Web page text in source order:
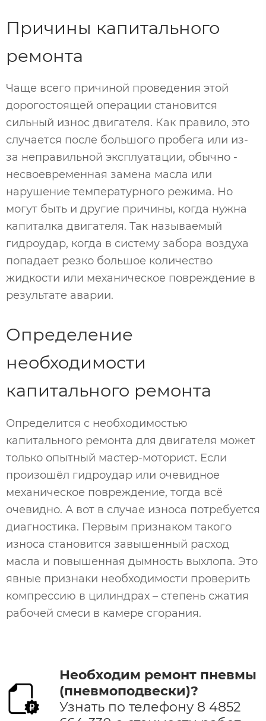
Причины капитального
ремонта
Чаще всего причиной проведения этой
дорогостоящей операции становится
сильный износ двигателя. Как правило, это
случается после большого пробега или из-
за неправильной эксплуатации, обычно -
несвоевременная замена масла или
нарушение температурного режима. Но
могут быть и другие причины, когда нужна
капиталка двигателя. Так называемый
гидроудар, когда в систему забора воздуха
попадает резко большое количество
жидкости или механическое повреждение в
результате аварии.
Определение
необходимости
капитального ремонта
Определится с необходимостью
капитального ремонта для двигателя может
только опытный мастер-моторист. Если
произошёл гидроудар или очевидное
механическое повреждение, тогда всё
очевидно. А вот в случае износа потребуется
диагностика. Первым признаком такого
износа становится завышенный расход
масла и повышенная дымность выхлопа. Это
явные признаки необходимости проверить
компрессию в цилиндрах – степень сжатия
рабочей смеси в камере сгорания.
Необходим ремонт пневмы
(пневмоподвески)?
Узнать по телефону 8 4852